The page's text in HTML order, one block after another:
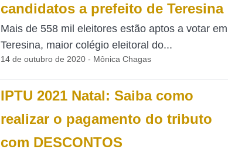
candidatos a prefeito de Teresina
Mais de 558 mil eleitores estão aptos a votar em
Teresina, maior colégio eleitoral do...
14 de outubro de 2020 - Mônica Chagas
IPTU 2021 Natal: Saiba como
realizar o pagamento do tributo
com DESCONTOS